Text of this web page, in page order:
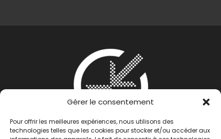
Gérer le consentement
Pour offrir les meilleures expériences, nous utilisons des
technologies telles que les cookies pour stocker et/ou accéder aux